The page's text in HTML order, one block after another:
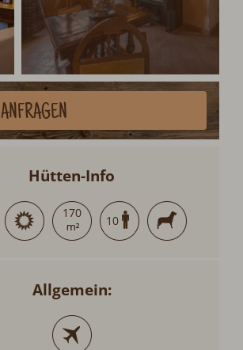
ANFRAGEN
Hütten-Info
170
10
Allgemein: